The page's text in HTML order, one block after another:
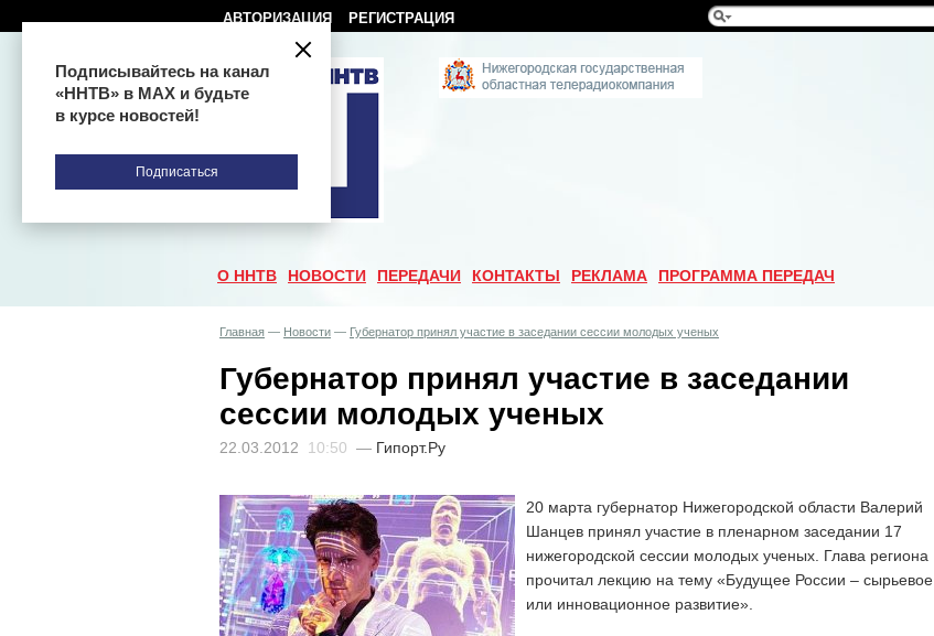
АВТОРИЗАЦИЯ РЕГИСТРАЦИЯ
О ННТВ НОВОСТИ ПЕРЕДАЧИ КОНТАКТЫ РЕКЛАМА ПРОГРАММА ПЕРЕДАЧ
Главная — Новости — Губернатор принял участие в заседании сессии молодых ученых
Губернатор принял участие в заседании
сессии молодых ученых
22.03.2012 10:50 — Гипорт.Ру
20 марта губернатор Нижегородской области Валерий
Шанцев принял участие в пленарном заседании 17
нижегородской сессии молодых ученых. Глава региона
прочитал лекцию на тему «Будущее России – сырьевое
или инновационное развитие».
Подписывайтесь на канал
«ННТВ» в МАХ и будьте
в курсе новостей!
Подписаться